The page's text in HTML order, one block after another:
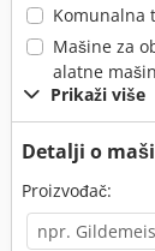
Komunalna
Mašine za
alatne
Prikaži više
Detalji o
Proizvođač: